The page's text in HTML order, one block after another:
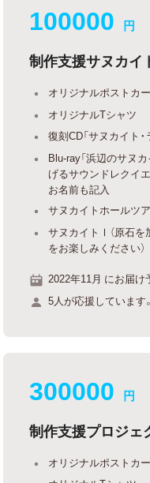
100000 円
制作支援サヌカイ
オリジナルポストカー
オリジナルTシャツ
復刻CD「サヌカイト・
Blu-ray「浜辺のサヌ
げるサウンドレクイ
お名前も記入
サヌカイトホールツア
サヌカイトⅠ（原石を
をお楽しみください）
2022年11月 にお届け
5人が応援しています。
300000 円
制作支援プロジェ
オリジナルポストカー